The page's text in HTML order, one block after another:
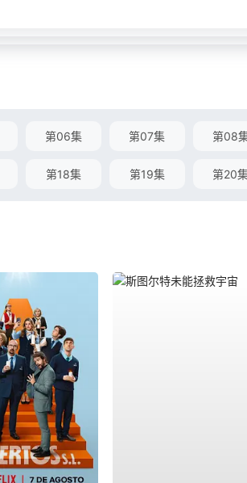
第06集 第07集 第08
第18集 第19集 第20